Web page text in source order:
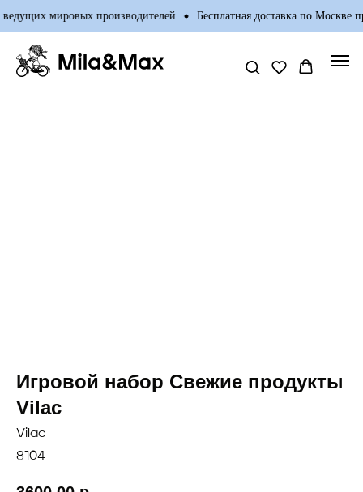
мировых производителей Бесплатная доставка по Москве
Игровой набор Свежие продукты
Vilac
Vilac
8104